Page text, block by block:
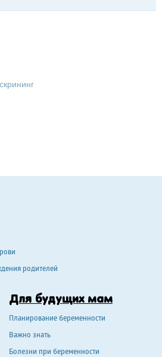
родителей
Для будущих мам
Планирование беременности
Важно знать
Болезни при беременности